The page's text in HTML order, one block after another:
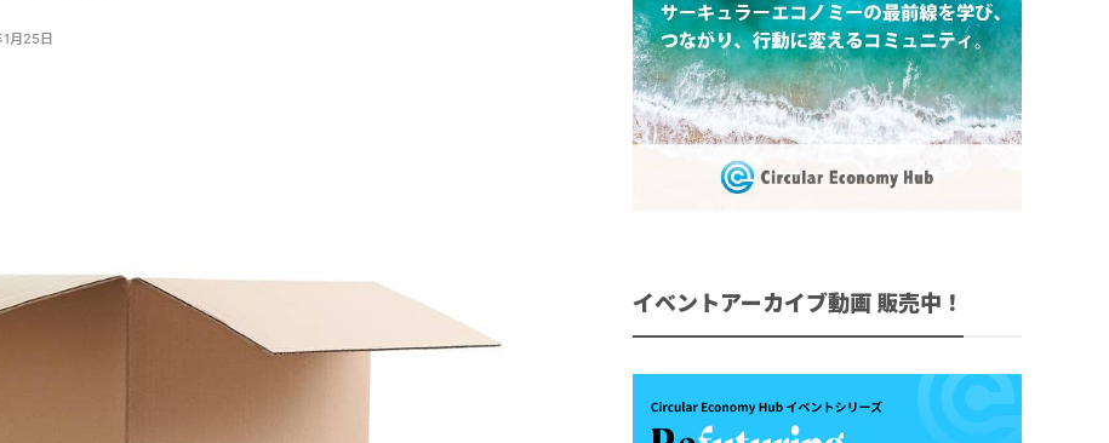
月25日
イベントアーカイブ動画 販売中！